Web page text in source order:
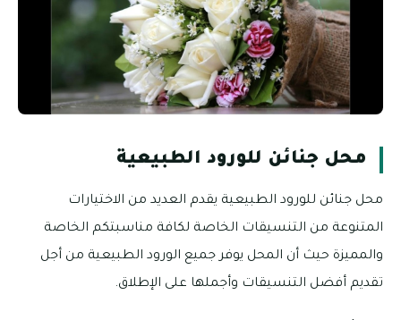
محل جنائن للورود الطبيعية
محل جنائن للورود الطبيعية يقدم العديد من الاختيارات
المتنوعة من التنسيقات الخاصة لكافة مناسبتكم الخاصة
والمميزة حيث أن المحل يوفر جميع الورود الطبيعية من أجل
تقديم أفضل التنسيقات وأجملها على الإطلاق.